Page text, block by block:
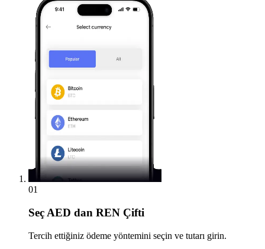
01
Seç AED dan REN Çifti
Tercih ettiğiniz ödeme yöntemini seçin ve tutarı girin.